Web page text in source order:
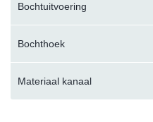
Bochtuitvoering
Bochthoek
Materiaal kanaal